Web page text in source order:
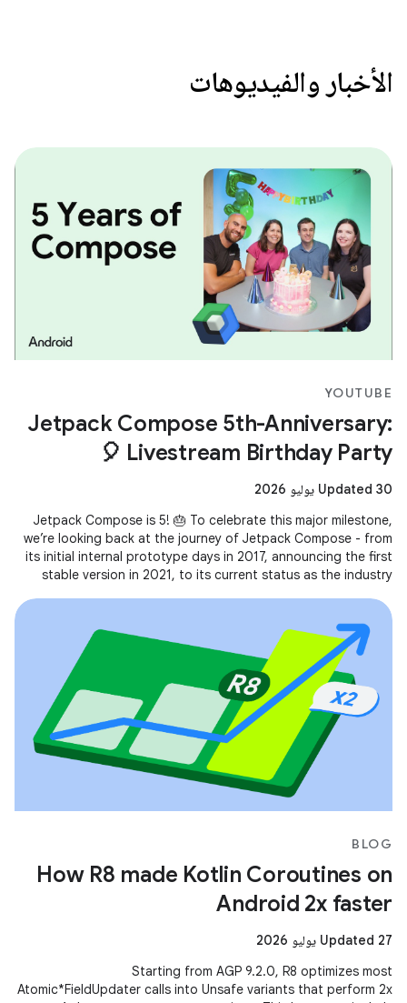
الأخبار والفيديوهات
YOUTUBE
Jetpack Compose 5th-Anniversary:
Livestream Birthday Party 🎈
Updated 30 يوليو 2026
Jetpack Compose is 5! 🎂 To celebrate this major milestone,
we’re looking back at the journey of Jetpack Compose - from
its initial internal prototype days in 2017, announcing the first
stable version in 2021, to its current status as the industry
BLOG
How R8 made Kotlin Coroutines on
Android 2x faster
Updated 27 يوليو 2026
Starting from AGP 9.2.0, R8 optimizes most
Atomic*FieldUpdater calls into Unsafe variants that perform 2x